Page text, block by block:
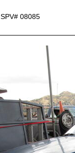
SPV# 08085